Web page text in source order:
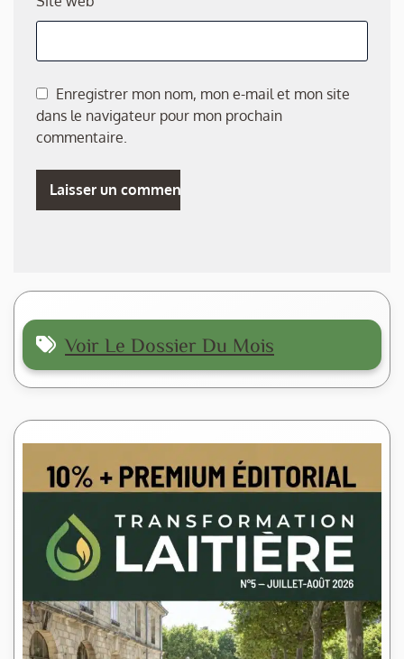
Enregistrer mon nom, mon e-mail et mon site
dans le navigateur pour mon prochain
commentaire.
Voir Le Dossier Du Mois